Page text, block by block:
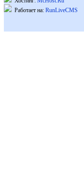
Работает на: RunLiveCMS